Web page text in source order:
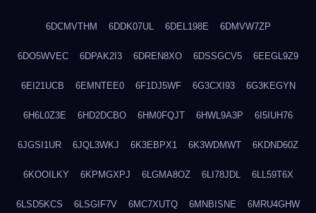
6DCMVTHM 6DDK07UL 6DEL198E 6DMVW7ZP
6DO5WVEC 6DPAK2I3 6DREN8XO 6DSSGCV5 6EEGL9Z9
6EI21UCB 6EMNTEE0 6F1DJ5WF 6G3CXI93 6G3KEGYN
6H6L0Z3E 6HD2DCBO 6HM0FQJT 6HWL9A3P 6I5IUH76
6JGSI1UR 6JQL3WKJ 6K3EBPX1 6K3WDMWT 6KDND60Z
6KOOILKY 6KPMGXPJ 6LGMA8OZ 6LI78JDL 6LL59T6X
6LSD5KCS 6LSGIF7V 6MC7XUTQ 6MNBISNE 6MRU4GHW